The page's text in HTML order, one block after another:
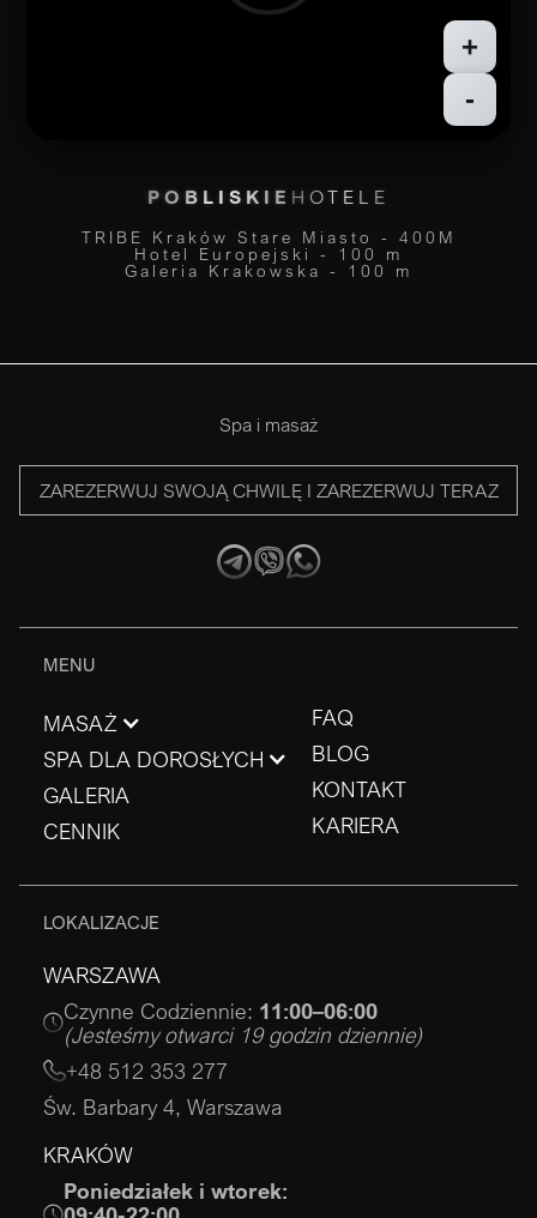
+
-
POBLISKIE HOTELE
TRIBE Kraków Stare Miasto - 400M
Hotel Europejski - 100 m
Galeria Krakowska - 100 m
Spa i masaż
ZAREZERWUJ SWOJĄ CHWILĘ I ZAREZERWUJ TERAZ
MENU
MASAŻ
SPA DLA DOROSŁYCH
GALERIA
CENNIK
FAQ
BLOG
KONTAKT
KARIERA
LOKALIZACJE
WARSZAWA
Czynne Codziennie: 11:00–06:00
(Jesteśmy otwarci 19 godzin dziennie)
+48 512 353 277
Św. Barbary 4, Warszawa
KRAKÓW
Poniedziałek i wtorek: